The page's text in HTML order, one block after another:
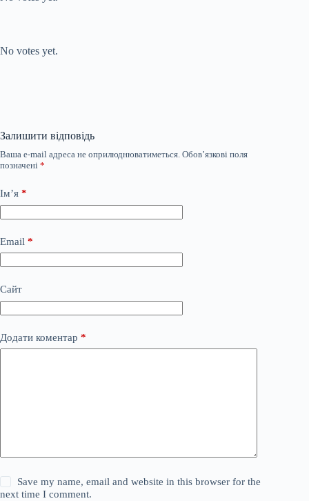
No votes yet.
Залишити відповідь
Ваша e-mail адреса не оприлюднюватиметься. Обов’язкові поля
позначені *
Ім’я *
Email *
Сайт
Додати коментар *
Save my name, email and website in this browser for the
next time I comment.